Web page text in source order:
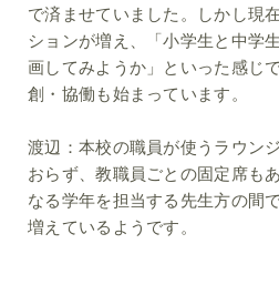
で済ませていました。しかし現
ションが増え、「小学生と中学
画してみようか」といった感じ
創・協働も始まっています。
渡辺： 本校の職員が使うラウン
おらず、教職員ごとの固定席も
なる学年を担当する先生方の間
増えているようです。